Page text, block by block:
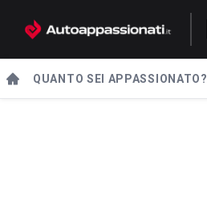
QUANTO SEI APPASSIONATO?